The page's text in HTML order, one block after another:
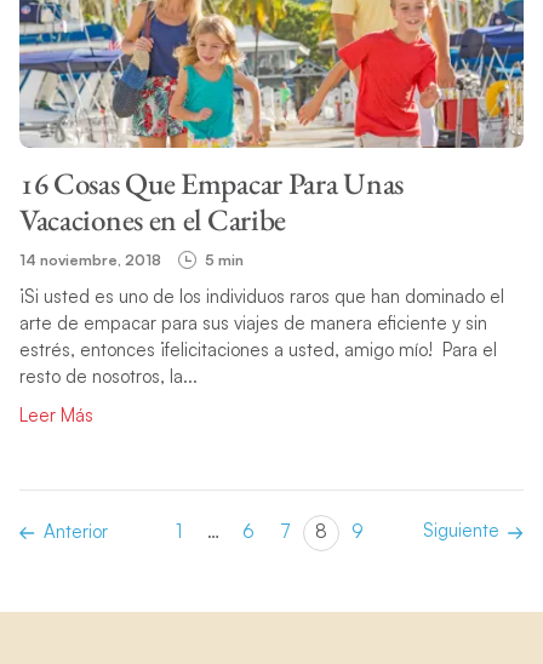
16 Cosas Que Empacar Para Unas
Vacaciones en el Caribe
14 noviembre, 2018 5 min
¡Si usted es uno de los individuos raros que han dominado el
arte de empacar para sus viajes de manera eficiente y sin
estrés, entonces ¡felicitaciones a usted, amigo mío! Para el
resto de nosotros, la...
Leer Más
Anterior 1 … 6 7 8 9 Siguiente